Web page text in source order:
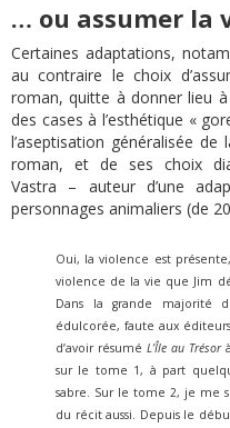
… ou assumer la
Certaines adaptations,
au contraire le choix
roman, quitte à donner lieu
des cases à l’esthétique «
l’aseptisation généralisée
roman, et de ses choix
Vastra – auteur d’une
personnages animaliers (de
Oui, la violence est
violence de la vie que Jim
Dans la grande majorité
édulcorée, faute aux
d’avoir résumé L’Île au Trésor
sur le tome 1, à part
sabre. Sur le tome 2, je me
du récit aussi. Depuis le